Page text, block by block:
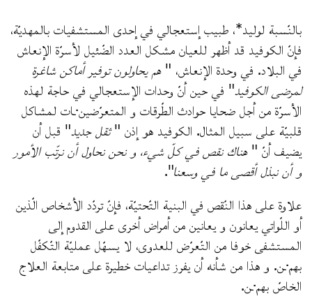
بالنّسبة لوليد*، طبيب إستعجالي في إحدى المستشفيات بالمهديّة،
فإنّ الكوفيد قد أظهر للعيان مشكل العدد الضّئيل لأسرّة الإنعاش
في البلاد. في وحدة الإنعاش، "هم يحاولون توفير أماكن شاغرة
لمرضى الكوفيد" في حين أنّ وحدات الإستعجالي في حاجة لهذه
الأسرّة من أجل ضحايا حوادث الطّرقات و المتعرّضين·ـات لمشاكل
قلبيّة على سبيل المثال. الكوفيد هو إذن "ثقل جديد" قبل أن
يضيف أنّ "هناك نقص في كلّ شيء، و نحن نحاول أن نرتّب الأمور
و أن نبذل أقصى ما في وسعنا".
علاوة على هذا النّقص في البنية التّحتيّة، فإنّ تردّد الأشخاص الّذين
أو اللّواتي يعانون و يعانين من أمراض أخرى على القدوم إلى
المستشفى خوفا من التّعرّض للعدوى، لا يسهّل عمليّة التّكفّل
بهم·ـن. و هذا من شأنه أن يفرز تداعيات خطيرة على متابعة العلاج
الخاصّ بهم·ـن.